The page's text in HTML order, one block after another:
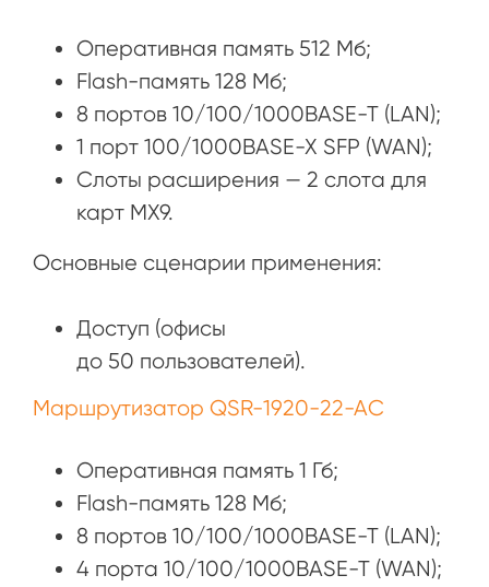
Оперативная память 512 Мб;
Flash-память 128 Мб;
8 портов 10/100/1000BASE-T (LAN);
1 порт 100/1000BASE-X SFP (WAN);
Слоты расширения — 2 слота для
карт MX9.
Основные сценарии применения:
Доступ (офисы
до 50 пользователей).
Маршрутизатор QSR-1920-22-AC
Оперативная память 1 Гб;
Flash-память 128 Мб;
8 портов 10/100/1000BASE-T (LAN);
4 порта 10/100/1000BASE-T (WAN);